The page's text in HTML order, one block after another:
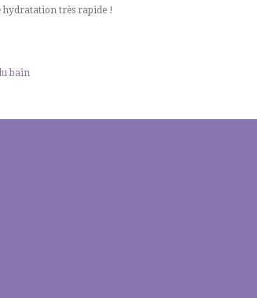
hydratation très rapide !
bain